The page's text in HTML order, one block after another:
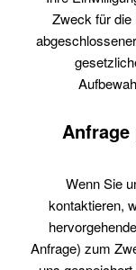
Zweck für die
Wenn Sie
kontaktieren,
Anfrage) zum